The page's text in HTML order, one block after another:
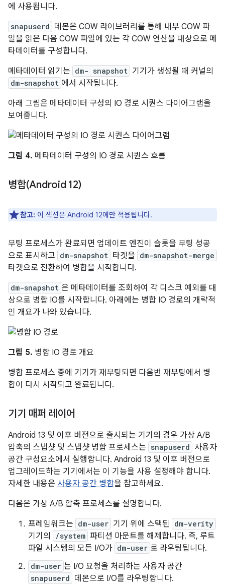
에 사용됩니다.
snapuserd 데몬은 COW 라이브러리를 통해 내부 COW 파
일을 읽은 다음 COW 파일에 있는 각 COW 연산을 대상으로 메
타데이터를 구성합니다.
메타데이터 읽기는 dm- snapshot 기기가 생성될 때 커널의
dm-snapshot 에서 시작됩니다.
아래 그림은 메타데이터 구성의 IO 경로 시퀀스 다이어그램을
보여줍니다.
그림 4. 메타데이터 구성의 IO 경로 시퀀스 흐름
병합(Android 12)
참고: 이 섹션은 Android 12에만 적용됩니다.
부팅 프로세스가 완료되면 업데이트 엔진이 슬롯을 부팅 성공
으로 표시하고 dm-snapshot 타겟을 dm-snapshot-merge
타겟으로 전환하여 병합을 시작합니다.
dm-snapshot 은 메타데이터를 조회하여 각 디스크 예외를 대
상으로 병합 IO를 시작합니다. 아래에는 병합 IO 경로의 개략적
인 개요가 나와 있습니다.
그림 5. 병합 IO 경로 개요
병합 프로세스 중에 기기가 재부팅되면 다음번 재부팅에서 병
합이 다시 시작되고 완료됩니다.
기기 매퍼 레이어
Android 13 및 이후 버전으로 출시되는 기기의 경우 가상 A/B
압축의 스냅샷 및 스냅샷 병합 프로세스는 snapuserd 사용자
공간 구성요소에서 실행합니다. Android 13 및 이후 버전으로
업그레이드하는 기기에서는 이 기능을 사용 설정해야 합니다.
자세한 내용은 사용자 공간 병합을 참고하세요.
다음은 가상 A/B 압축 프로세스를 설명합니다.
프레임워크는 dm-user 기기 위에 스택된 dm-verity
기기의 /system 파티션 마운트를 해제합니다. 즉, 루트
파일 시스템의 모든 I/O가 dm-user 로 라우팅됩니다.
dm-user 는 I/O 요청을 처리하는 사용자 공간
snapuserd 데몬으로 I/O를 라우팅합니다.